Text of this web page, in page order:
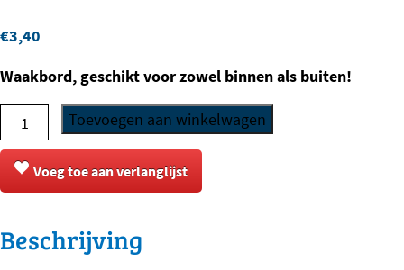
€3,40
Waakbord, geschikt voor zowel binnen als buiten!
Waakbord
-
ONS
ALARM
ALTIJD
Toevoegen aan winkelwagen
Voeg toe aan verlanglijst
Beschrijving